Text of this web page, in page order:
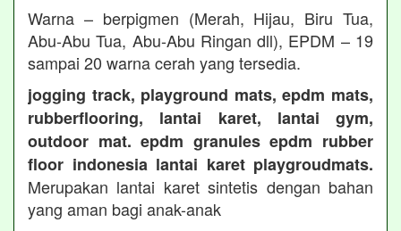
Warna – berpigmen (Merah, Hijau, Biru Tua,
Abu-Abu Tua, Abu-Abu Ringan dll), EPDM – 19
sampai 20 warna cerah yang tersedia.
jogging track, playground mats, epdm mats,
rubberflooring, lantai karet, lantai gym,
outdoor mat. epdm granules epdm rubber
floor indonesia lantai karet playgroudmats.
Merupakan lantai karet sintetis dengan bahan
yang aman bagi anak-anak